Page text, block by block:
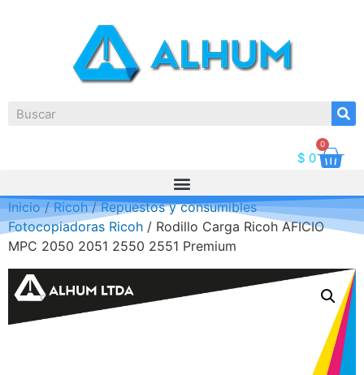
$ 0
0
Inicio/Ricoh/Repuestos y consumibles
Fotocopiadoras Ricoh / Rodillo Carga Ricoh AFICIO
MPC 2050 2051 2550 2551 Premium